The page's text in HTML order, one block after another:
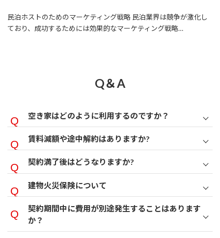
民泊ホストのためのマーケティング戦略 民泊業界は競争が激化し
ており、成功するためには効果的なマーケティング戦略…
Q＆A
空き家はどのように利用するのですか？
賃料減額や途中解約はありますか?
契約満了後はどうなりますか?
建物火災保険について
契約期間中に費用が別途発生することはあります
か？